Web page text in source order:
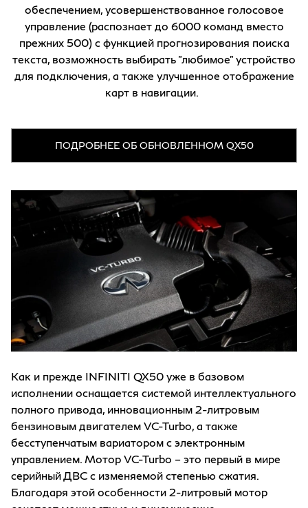
обеспечением, усовершенствованное голосовое
управление (распознает до 6000 команд вместо
прежних 500) с функцией прогнозирования поиска
текста, возможность выбирать "любимое" устройство
для подключения, а также улучшенное отображение
карт в навигации.
ПОДРОБНЕЕ ОБ ОБНОВЛЕННОМ QX50
Как и прежде INFINITI QX50 уже в базовом
исполнении оснащается системой интеллектуального
полного привода, инновационным 2-литровым
бензиновым двигателем VC-Turbo, а также
бесступенчатым вариатором с электронным
управлением. Мотор VC-Turbo – это первый в мире
серийный ДВС с изменяемой степенью сжатия.
Благодаря этой особенности 2-литровый мотор